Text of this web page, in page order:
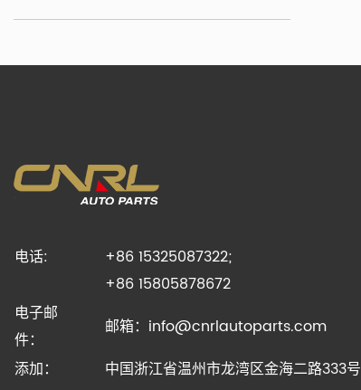
电话:
+86 15325087322;
+86 15805878672
电子邮
件：
邮箱： info@cnrlautoparts.com
添加：
中国浙江省温州市龙湾区金海二路333号